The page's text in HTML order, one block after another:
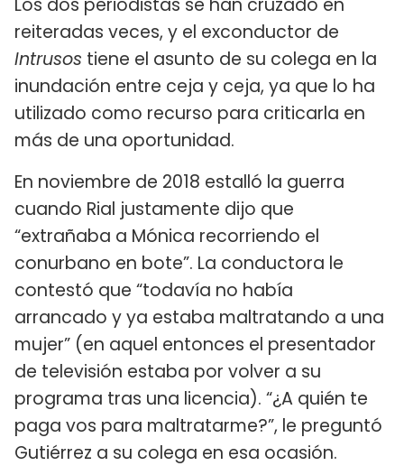
Los dos periodistas se han cruzado en
reiteradas veces, y el exconductor de
Intrusos tiene el asunto de su colega en la
inundación entre ceja y ceja, ya que lo ha
utilizado como recurso para criticarla en
más de una oportunidad.
En noviembre de 2018 estalló la guerra
cuando Rial justamente dijo que
“extrañaba a Mónica recorriendo el
conurbano en bote”. La conductora le
contestó que “todavía no había
arrancado y ya estaba maltratando a una
mujer” (en aquel entonces el presentador
de televisión estaba por volver a su
programa tras una licencia). “¿A quién te
paga vos para maltratarme?”, le preguntó
Gutiérrez a su colega en esa ocasión.